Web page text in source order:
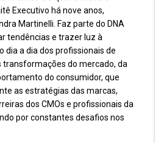
Executivo há nove anos,
Martinelli. Faz parte do DNA
tendências e trazer luz à
dia a dia dos profissionais de
do mercado, da
do consumidor, que
as estratégias das marcas,
dos CMOs e profissionais da
por constantes desafios nos